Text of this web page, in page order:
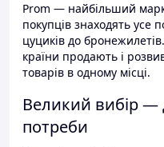
Prom — найбільший
покупців знаходять усе
цуциків до
країни продають і
товарів в одному місці.
Великий вибір —
потреби